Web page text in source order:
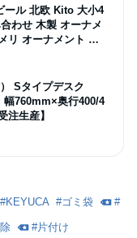
ール 北欧 Kito 大小4
わせ 木製 オーナメ
リ オーナメント 室
フト クリスマス
Sタイプデスク
幅760mm×奥行400/4
注生産】
#KEYUCA #ゴミ袋 #
#片付け